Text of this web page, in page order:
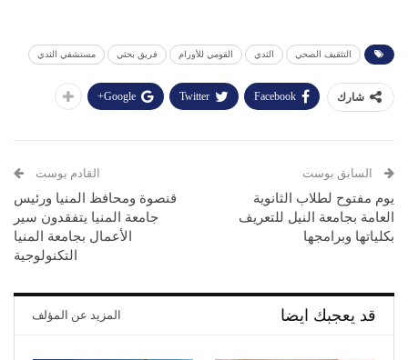
التثقيف الصحي الثدي القومي للأورام فريق بحثي مستشفي الثدي
شارك Facebook
Twitter
Google+
السابق بوست
يوم مفتوح لطلاب الثانوية
العامة بجامعة النيل للتعريف
بكلياتها وبرامجها
القادم بوست
قنصوة ومحافظ المنيا ورئيس
جامعة المنيا يتفقدون سير
الأعمال بجامعة المنيا
التكنولوجية
قد يعجبك ايضا المزيد عن المؤلف